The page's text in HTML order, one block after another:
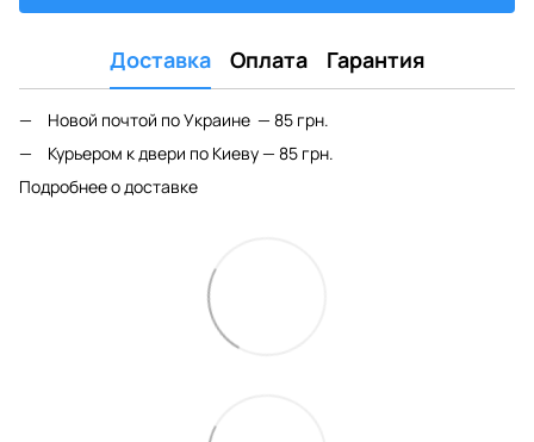
Доставка Оплата Гарантия
Новой почтой по Украине — 85 грн.
Курьером к двери по Киеву — 85 грн.
Подробнее о доставке